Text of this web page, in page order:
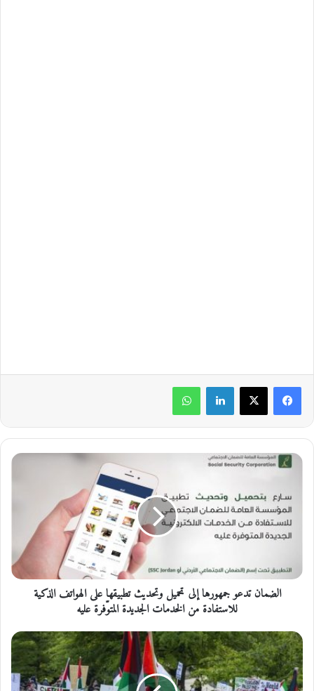
ا
ع
ه
و
ر
ه
الضمان تدعو جمهورها إلى تحميل وتحديث تطبيقها على الهواتف الذكية
للاستفادة من الخدمات الجديدة المتوّفرة عليه
م
س
ي
ر